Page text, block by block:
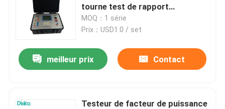
tourne test de rapport
Transformateur testeur
MOQ：1 série
Prix：USD1.0 / set
meilleur prix Contact
Testeur de facteur de puissance